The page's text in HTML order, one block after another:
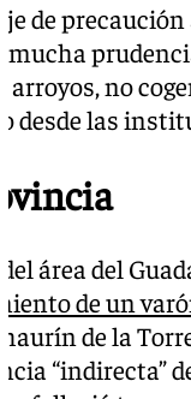
de
arroyos, no
desde las
área del
de un
de la
“indirecta”